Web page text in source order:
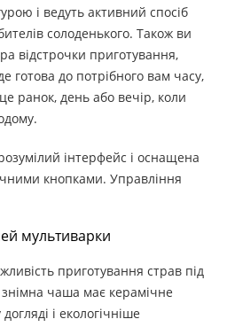
і ведуть активний спосіб
солоденького. Також ви
відстрочки приготування,
готова до потрібного вам часу,
ранок, день або вечір, коли
інтерфейс і оснащена
кнопками. Управління
приготування страв під
чаша має керамічне
і екологічніше